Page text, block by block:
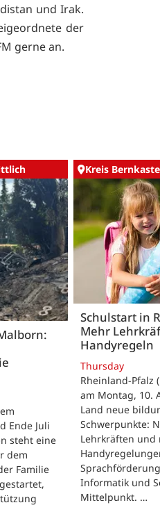
und Irak.
der
gerne an.
Ende Juli
steht eine
dem
Familie
Kreis
Schulstart in
Mehr
Handyregeln
Thursday
Rheinland-Pfalz
am Montag, 10.
Land neue
Schwerpunkte:
Lehrkräften und
Informatik und
Mittelpunkt. …